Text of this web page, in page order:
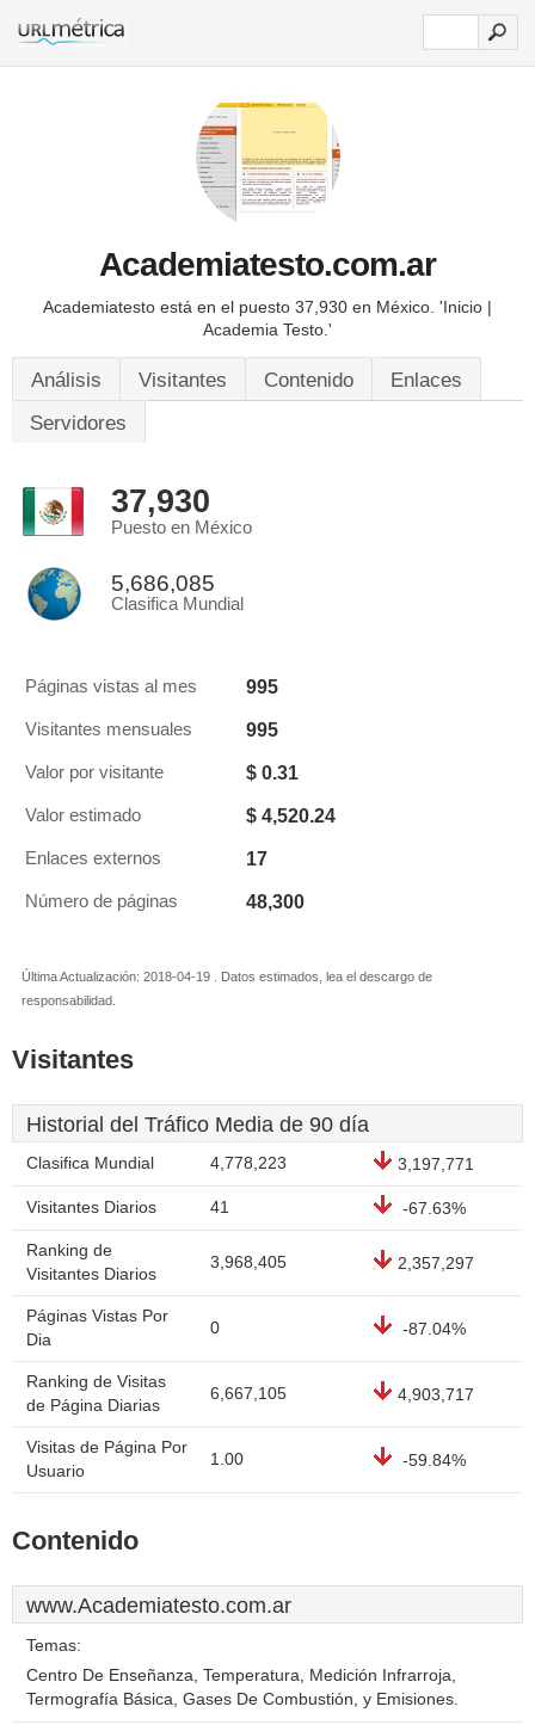
Academiatesto.com.ar
Academiatesto está en el puesto 37,930 en México. 'Inicio |
Academia Testo.'
Análisis Visitantes Contenido
Enlaces
Servidores
37,930
Puesto en México
5,686,085
Clasifica Mundial
Páginas vistas al mes 995
Visitantes mensuales 995
Valor por visitante $ 0.31
Valor estimado $ 4,520.24
Enlaces externos 17
Número de páginas 48,300
Última Actualización: 2018-04-19 . Datos estimados, lea el descargo de
responsabilidad.
Visitantes
Historial del Tráfico Media de 90 día
Clasifica Mundial 4,778,223 3,197,771
Visitantes Diarios 41 -67.63%
Ranking de
Visitantes Diarios
3,968,405 2,357,297
Páginas Vistas Por
Dia
0 -87.04%
Ranking de Visitas
de Página Diarias
6,667,105 4,903,717
Visitas de Página Por
Usuario
1.00 -59.84%
Contenido
www.Academiatesto.com.ar
Temas:
Centro De Enseñanza, Temperatura, Medición Infrarroja,
Termografía Básica, Gases De Combustión, y Emisiones.